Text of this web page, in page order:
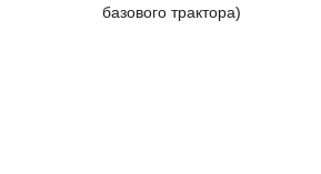
базового трактора)